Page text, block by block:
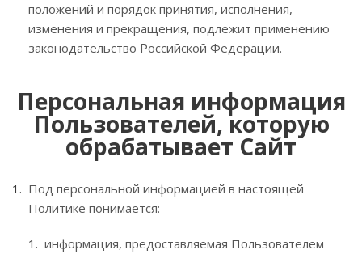
положений и порядок принятия, исполнения,
изменения и прекращения, подлежит применению
законодательство Российской Федерации.
Персональная информация
Пользователей, которую
обрабатывает Сайт
Под персональной информацией в настоящей
Политике понимается:
информация, предоставляемая Пользователем